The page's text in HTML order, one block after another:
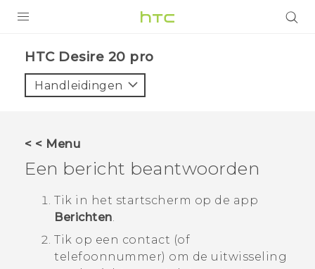
VIVE
HTC Club
SUPPORT
HTC-apparaten & -accessoires
VIVERSE
‎HTC Desire 20 pro‎
Handleidingen
< < Menu
Een bericht beantwoorden
Tik in het startscherm op de app
Berichten.
Tik op een contact (of
telefoonnummer) om de uitwisseling